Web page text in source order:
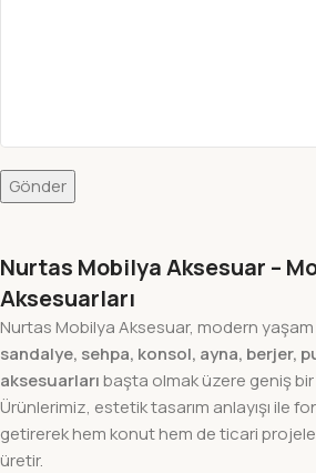
Nurtas Mobilya Aksesuar –
Aksesuarları
Nurtas Mobilya Aksesuar, modern yaşam
sandalye, sehpa, konsol, ayna, berjer,
aksesuarlarıbaşta olmak üzere geniş
Ürünlerimiz, estetik tasarım anlayışı ile
getirerek hem konut hem de ticari
üretir.